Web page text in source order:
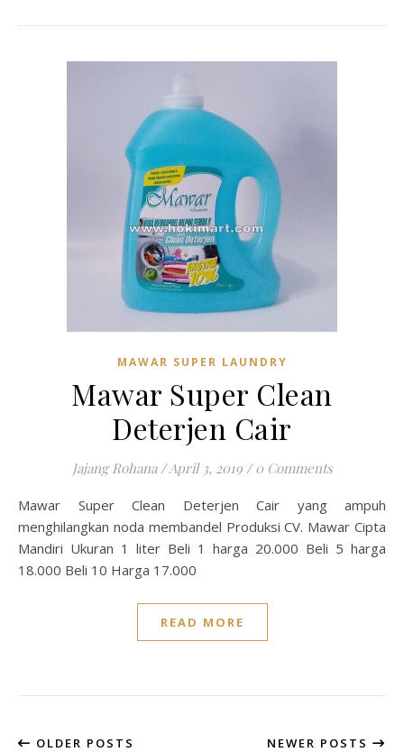
MAWAR SUPER LAUNDRY
Mawar Super Clean
Deterjen Cair
Jajang Rohana /April 3, 2019 / 0 Comments
Mawar Super Clean Deterjen Cair yang ampuh
menghilangkan noda membandel Produksi CV. Mawar Cipta
Mandiri Ukuran 1 liter Beli 1 harga 20.000 Beli 5 harga
18.000 Beli 10 Harga 17.000
READ MORE
OLDER POSTS NEWER POSTS